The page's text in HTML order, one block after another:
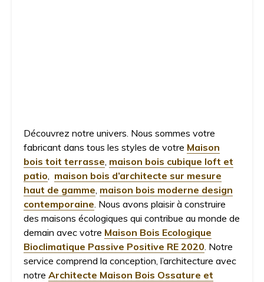
Découvrez notre univers. Nous sommes votre
fabricant dans tous les styles de votre Maison
bois toit terrasse maison bois cubique loft et
patio
maison bois d’architecte sur mesure
haut de gamme maison bois moderne design
contemporaine . Nous avons plaisir à construire
des maisons écologiques qui contribue au monde de
demain avec votre Maison Bois Ecologique
Bioclimatique Passive Positive RE 2020 . Notre
service comprend la conception, l’architecture avec
notre Architecte Maison Bois Ossature et